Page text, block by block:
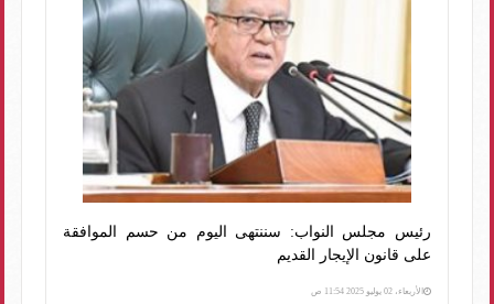
رئيس مجلس النواب: سننتهى اليوم من حسم الموافقة
على قانون الإيجار القديم
الأربعاء، 02 يوليو 2025 11:54 ص